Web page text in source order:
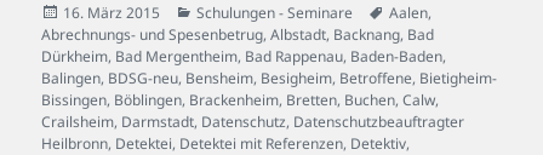
Veröffentlicht
am
16. März 2015 Kategorien
Schulungen - Seminare Schlagwörter
Aalen,
Abrechnungs- und Spesenbetrug,Albstadt, Backnang, Bad
Dürkheim, Bad Mergentheim, Bad Rappenau, Baden-Baden,
Balingen, BDSG-neu, Bensheim, Besigheim, Betroffene, Bietigheim-
Bissingen, Böblingen, Brackenheim, Bretten, Buchen,Calw,
Crailsheim, Darmstadt, Datenschutz, Datenschutzbeauftragter
Heilbronn, Detektei, Detektei mit Referenzen, Detektiv,